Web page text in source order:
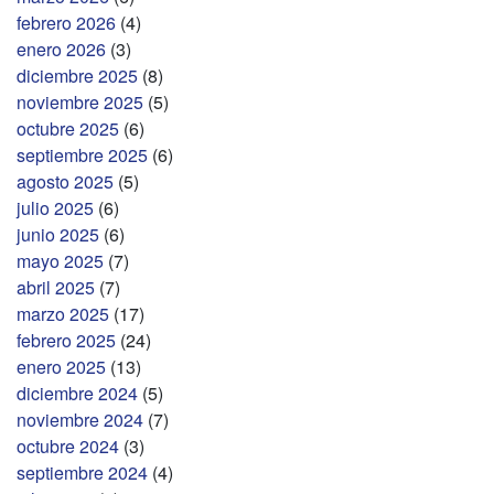
febrero 2026 (4)
enero 2026 (3)
diciembre 2025 (8)
noviembre 2025 (5)
octubre 2025 (6)
septiembre 2025 (6)
agosto 2025 (5)
julio 2025 (6)
junio 2025 (6)
mayo 2025 (7)
abril 2025 (7)
marzo 2025 (17)
febrero 2025 (24)
enero 2025 (13)
diciembre 2024 (5)
noviembre 2024 (7)
octubre 2024 (3)
septiembre 2024 (4)